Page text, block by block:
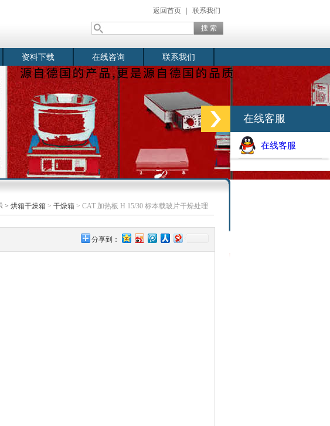
返回首页 联系我们
资料下载 在线咨询 联系我们
> 烘箱干燥箱 > 干燥箱 > CAT 加热板 H 15/30 标本载玻片干燥处理
分享到：
在线客服
在线客服